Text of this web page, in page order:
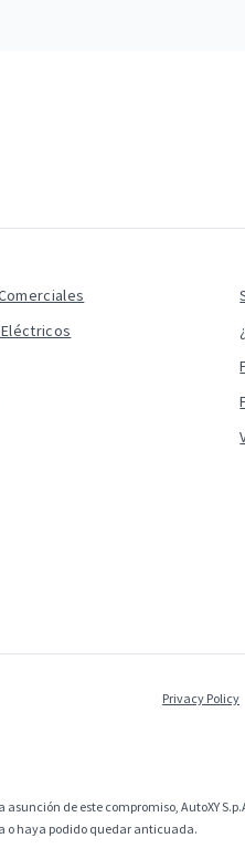
Privacy Policy
de este compromiso, AutoXY
o haya podido quedar anticuada.